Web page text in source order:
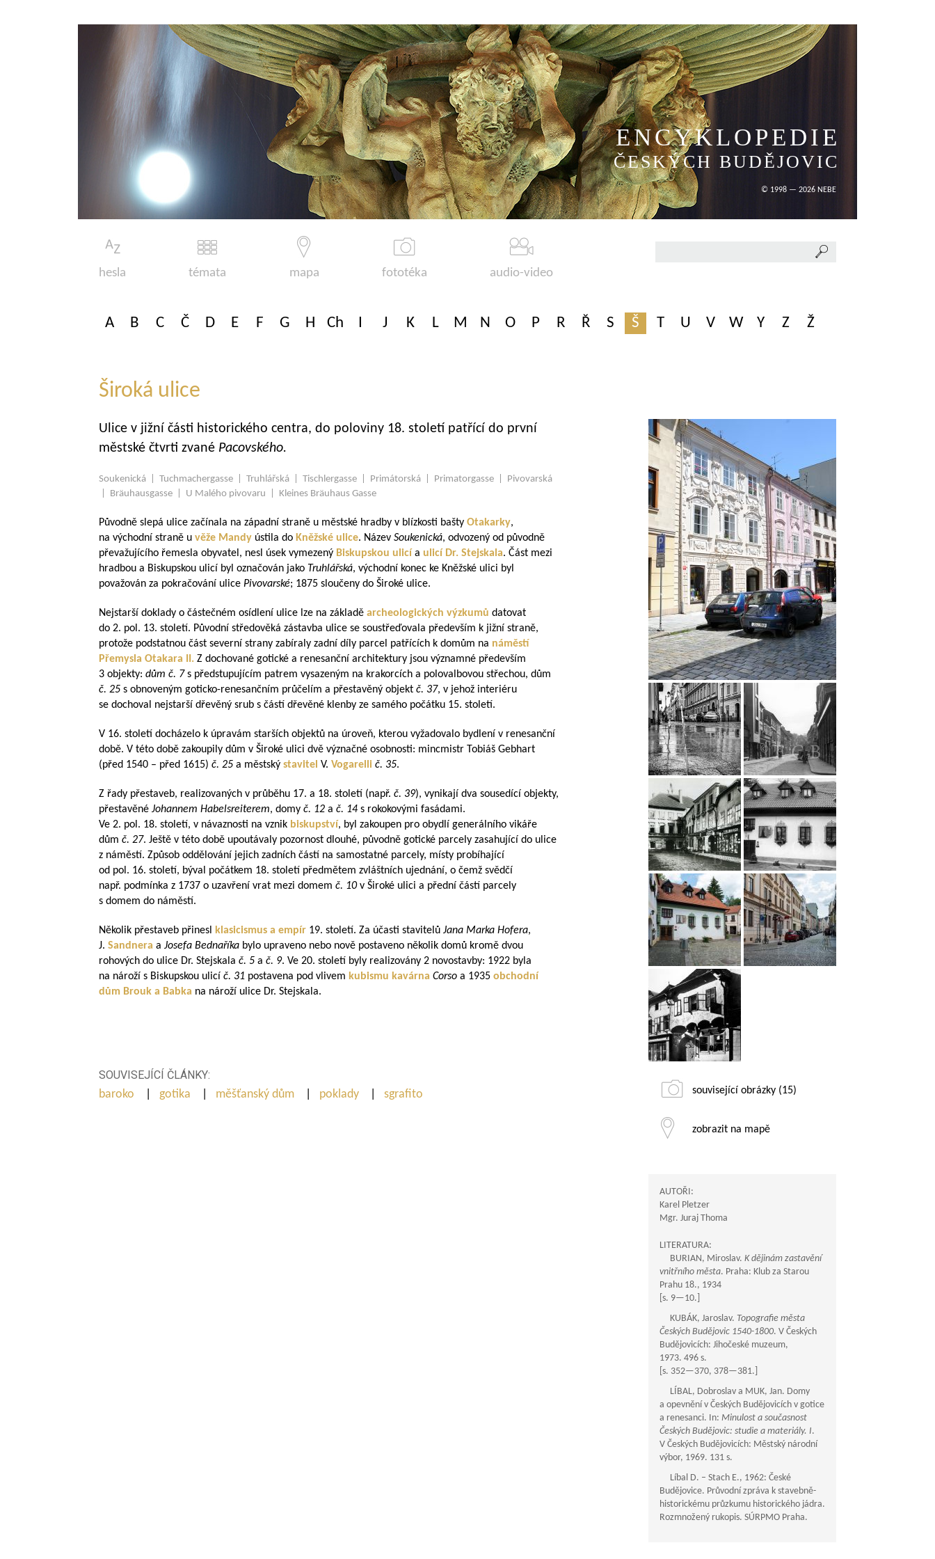
ENCYKLOPEDIE
ČESKÝCH BUDĚJOVIC
© 1998 — 2026 NEBE
hesla témata mapa fototéka audio-video
A B C Č D E F G H Ch I J K L M N O P R Ř S Š T U V W Y Z Ž
Široká ulice
Ulice v jižní části historického centra, do poloviny 18. století patřící do první
městské čtvrti zvané Pacovského.
Soukenická | Tuchmachergasse | Truhlářská | Tischlergasse | Primátorská | Primatorgasse | Pivovarská
| Bräuhausgasse | U Malého pivovaru | Kleines Bräuhaus Gasse
Původně slepá ulice začínala na západní straně u městské hradby v blízkosti bašty Otakarky,
na východní straně u věže Mandy ústila do Kněžské ulice. Název Soukenická, odvozený od původně
převažujícího řemesla obyvatel, nesl úsek vymezený Biskupskou ulicí a ulicí Dr. Stejskala. Část mezi
hradbou a Biskupskou ulicí byl označován jako Truhlářská, východní konec ke Kněžské ulici byl
považován za pokračování ulice Pivovarské; 1875 sloučeny do Široké ulice.
Nejstarší doklady o částečném osídlení ulice lze na základě archeologických výzkumů datovat
do 2. pol. 13. století. Původní středověká zástavba ulice se soustřeďovala především k jižní straně,
protože podstatnou část severní strany zabíraly zadní díly parcel patřících k domům na náměstí
Přemysla Otakara II. Z dochované gotické a renesanční architektury jsou významné především
3 objekty: dům č. 7s předstupujícím patrem vysazeným na krakorcích a polovalbovou střechou, dům
č. 25 s obnoveným goticko-renesančním průčelím a přestavěný objekt č. 37, v jehož interiéru
se dochoval nejstarší dřevěný srub s částí dřevěné klenby ze samého počátku 15. století.
V 16. století docházelo k úpravám starších objektů na úroveň, kterou vyžadovalo bydlení v renesanční
době. V této době zakoupily dům v Široké ulici dvě význačné osobnosti: mincmistr Tobiáš Gebhart
(před 1540 – před 1615) č. 25 a městský stavitel V. Vogarelli č. 35.
Z řady přestaveb, realizovaných v průběhu 17. a 18. století (např. č. 39), vynikají dva sousedící objekty,
přestavěné Johannem Habelsreiterem, domy č. 12 a č. 14 s rokokovými fasádami.
Ve 2. pol. 18. století, v návaznosti na vznik biskupství, byl zakoupen pro obydlí generálního vikáře
dům č. 27. Ještě v této době upoutávaly pozornost dlouhé, původně gotické parcely zasahující do ulice
z náměstí. Způsob oddělování jejich zadních částí na samostatné parcely, místy probíhající
od pol. 16. století, býval počátkem 18. století předmětem zvláštních ujednání, o čemž svědčí
např. podmínka z 1737 o uzavření vrat mezi domem č. 10v Široké ulici a přední částí parcely
s domem do náměstí.
Několik přestaveb přinesl klasicismus a empír 19. století. Za účasti stavitelů Jana Marka Hofera,
J. Sandnera a Josefa Bednaříka bylo upraveno nebo nově postaveno několik domů kromě dvou
rohových do ulice Dr. Stejskala č. 5 a č. 9. Ve 20. století byly realizovány 2 novostavby: 1922 byla
na nároží s Biskupskou ulicí č. 31 postavena pod vlivem kubismu kavárna Corso a 1935 obchodní
dům Brouk a Babka na nároží ulice Dr. Stejskala.
SOUVISEJÍCÍ ČLÁNKY:
baroko
gotika měšťanský dům poklady sgrafito související obrázky (15)
zobrazit na mapě
AUTOŘI:
Karel Pletzer
Mgr. Juraj Thoma
LITERATURA:
BURIAN, Miroslav. K dějinám zastavění
vnitřního města. Praha: Klub za Starou
Prahu 18., 1934
[s. 9—10.]
KUBÁK, Jaroslav. Topografie města
Českých Budějovic 1540-1800. V Českých
Budějovicích: Jihočeské muzeum,
1973. 496 s.
[s. 352—370, 378—381.]
LÍBAL, Dobroslav a MUK, Jan. Domy
a opevnění v Českých Budějovicích v gotice
a renesanci. In: Minulost a současnost
Českých Budějovic: studie a materiály. I.
V Českých Budějovicích: Městský národní
výbor, 1969. 131 s.
Líbal D. – Stach E., 1962: České
Budějovice. Průvodní zpráva k stavebně-
historickému průzkumu historického jádra.
Rozmnožený rukopis. SÚRPMO Praha.